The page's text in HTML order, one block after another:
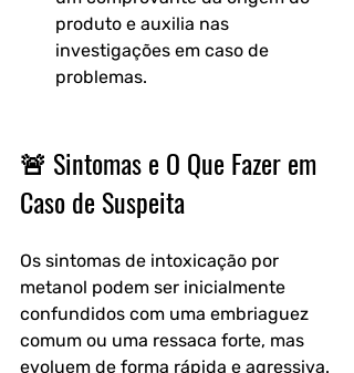
produto e auxilia nas
investigações em caso de
problemas.
🚨 Sintomas e O Que Fazer em
Caso de Suspeita
Os sintomas de intoxicação por
metanol podem ser inicialmente
confundidos com uma embriaguez
comum ou uma ressaca forte, mas
evoluem de forma rápida e agressiva.